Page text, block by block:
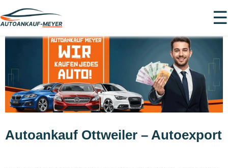
☰
Autoankauf Ottweiler – Autoexport